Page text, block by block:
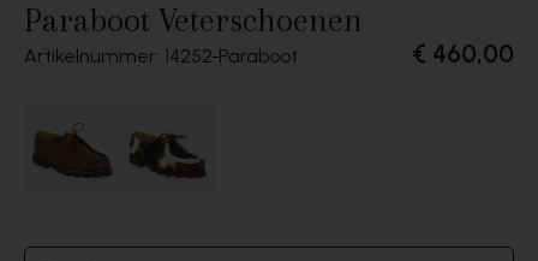
Paraboot Veterschoenen
Artikelnummer: 14252 Paraboot € 460,00